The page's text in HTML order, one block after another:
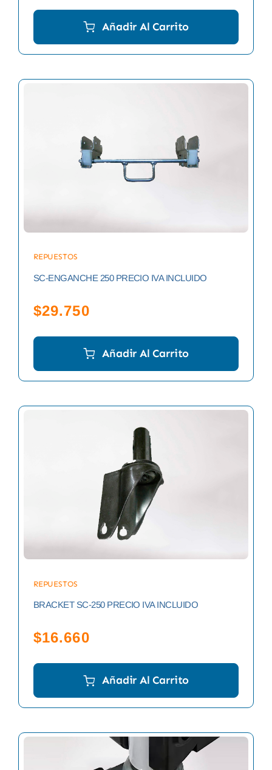
Añadir Al Carrito
REPUESTOS
SC-ENGANCHE 250 PRECIO IVA INCLUIDO
$29.750
Añadir Al Carrito
REPUESTOS
BRACKET SC-250 PRECIO IVA INCLUIDO
$16.660
Añadir Al Carrito